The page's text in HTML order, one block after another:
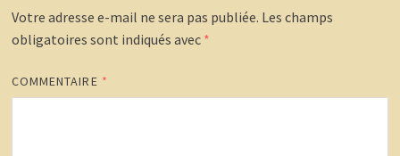
Votre adresse e-mail ne sera pas publiée. Les champs
obligatoires sont indiqués avec *
COMMENTAIRE *